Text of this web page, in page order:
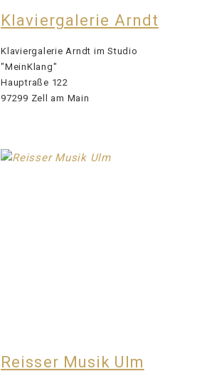
Klaviergalerie Arndt
Klaviergalerie Arndt im Studio
"MeinKlang"
Hauptraße 122
97299 Zell am Main
Reisser Musik Ulm